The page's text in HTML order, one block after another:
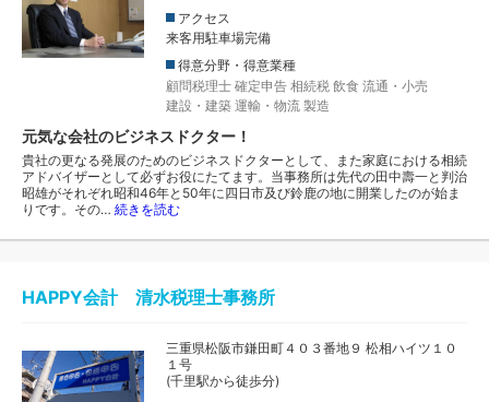
アクセス
来客用駐車場完備
得意分野・得意業種
顧問税理士 確定申告 相続税 飲食 流通・小売
建設・建築 運輸・物流 製造
元気な会社のビジネスドクター！
貴社の更なる発展のためのビジネスドクターとして、また家庭における相続
アドバイザーとして必ずお役にたてます。当事務所は先代の田中壽一と判治
昭雄がそれぞれ昭和46年と50年に四日市及び鈴鹿の地に開業したのが始ま
りです。その… 続きを読む
HAPPY会計 清水税理士事務所
三重県松阪市鎌田町４０３番地９ 松相ハイツ１０
１号
(千里駅から徒歩分)